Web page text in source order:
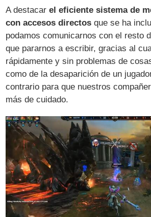
A destacarel eficiente sistema de
con accesos directos que se ha
podamos comunicarnos con el resto
que pararnos a escribir, gracias al
rápidamente y sin problemas de
como de la desaparición de un
contrario para que nuestros
más de cuidado.